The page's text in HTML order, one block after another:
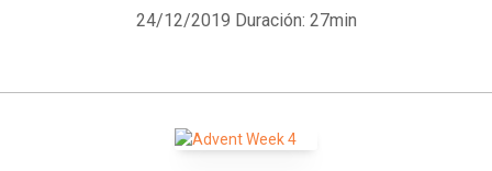
24/12/2019 Duración: 27min